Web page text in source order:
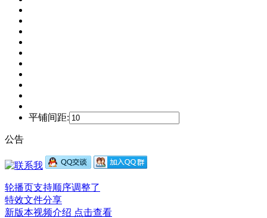
平铺间距:
公告
轮播页支持顺序调整了
特效文件分享
新版本视频介绍 点击查看